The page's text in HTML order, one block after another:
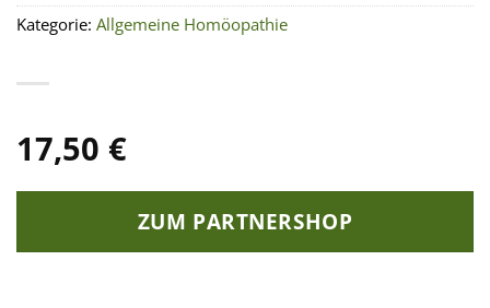
17,50 €
ZUM PARTNERSHOP
Kategorie: Allgemeine Homöopathie